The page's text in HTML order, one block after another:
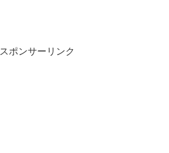
スポンサーリンク